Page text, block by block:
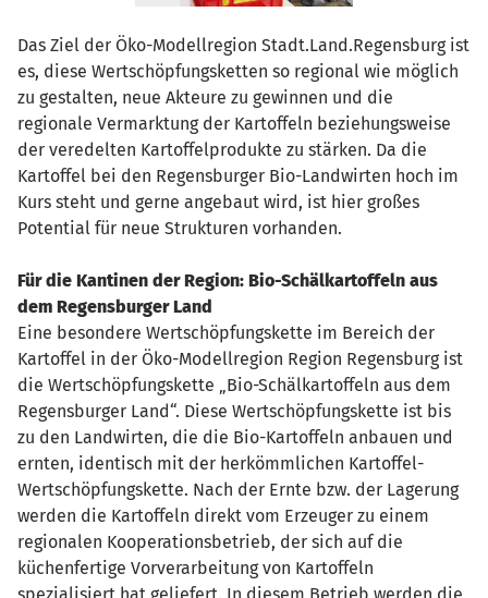
Das Ziel der Öko-Modellregion Stadt.Land.Regensburg ist
es, diese Wertschöpfungsketten so regional wie möglich
zu gestalten, neue Akteure zu gewinnen und die
regionale Vermarktung der Kartoffeln beziehungsweise
der veredelten Kartoffelprodukte zu stärken. Da die
Kartoffel bei den Regensburger Bio-Landwirten hoch im
Kurs steht und gerne angebaut wird, ist hier großes
Potential für neue Strukturen vorhanden.
Für die Kantinen der Region: Bio-Schälkartoffeln aus
dem Regensburger Land
Eine besondere Wertschöpfungskette im Bereich der
Kartoffel in der Öko-Modellregion Region Regensburg ist
die Wertschöpfungskette „Bio-Schälkartoffeln aus dem
Regensburger Land“. Diese Wertschöpfungskette ist bis
zu den Landwirten, die die Bio-Kartoffeln anbauen und
ernten, identisch mit der herkömmlichen Kartoffel-
Wertschöpfungskette. Nach der Ernte bzw. der Lagerung
werden die Kartoffeln direkt vom Erzeuger zu einem
regionalen Kooperationsbetrieb, der sich auf die
küchenfertige Vorverarbeitung von Kartoffeln
spezialisiert hat geliefert. In diesem Betrieb werden die